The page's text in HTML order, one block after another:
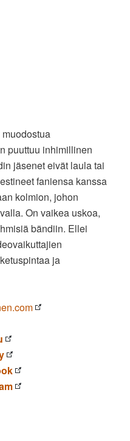
puuttuu inhimillinen
jäsenet eivät laula tai
faniensa kanssa
kolmion, johon
On vaikea uskoa,
bändiin. Ellei
ja